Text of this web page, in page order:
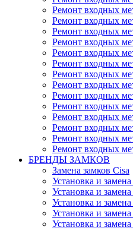
Ремонт входных
Ремонт входных
Ремонт входных
Ремонт входных
Ремонт входных
Ремонт входных
Ремонт входных
Ремонт входных
Ремонт входных
Ремонт входных
Ремонт входных
Ремонт входных
Ремонт входных
Ремонт входных
БРЕНДЫ ЗАМКОВ
Замена замков Cisa
Установка и
Установка и
Установка и
Установка и
Установка и